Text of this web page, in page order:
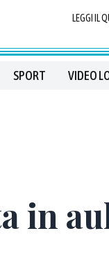
LEGGI IL
SPORT VIDEO
in